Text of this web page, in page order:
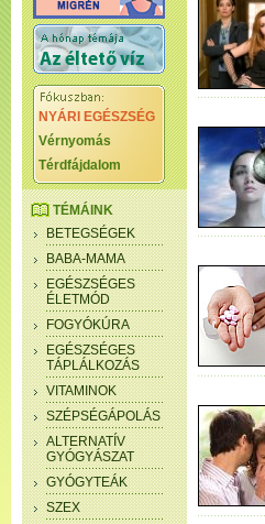
NYÁRI EGÉSZSÉG
Vérnyomás
Térdfájdalom
TÉMÁINK
BETEGSÉGEK
BABA-MAMA
EGÉSZSÉGES
ÉLETMÓD
FOGYÓKÚRA
EGÉSZSÉGES
TÁPLÁLKOZÁS
VITAMINOK
SZÉPSÉGÁPOLÁS
ALTERNATÍV
GYÓGYÁSZAT
GYÓGYTEÁK
SZEX